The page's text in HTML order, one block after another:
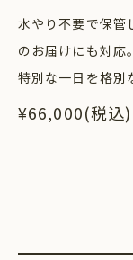
水やり不要で保管
のお届けにも対応。
特別な一日を格別
¥66,000(税込)